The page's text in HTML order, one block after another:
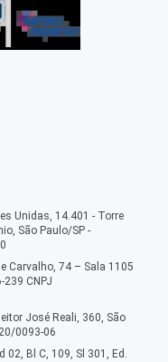
Unidas, 14.401 - Torre
São Paulo/SP -
Carvalho, 74 – Sala 1105
239 CNPJ
José Reali, 360, São
0093-06
02, Bl C, 109, Sl 301, Ed.